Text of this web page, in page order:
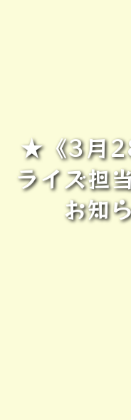
★《3月
ライズ担
お知